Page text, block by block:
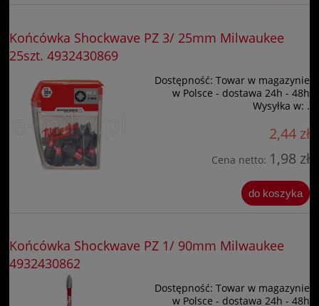
Końcówka Shockwave PZ 3/ 25mm Milwaukee
25szt. 4932430869
Dostępność: Towar w magazynie
w Polsce - dostawa 24h - 48h
Wysyłka w: .
2,44 zł
Cena netto: 1,98 zł
do koszyka
Końcówka Shockwave PZ 1/ 90mm Milwaukee
4932430862
Dostępność: Towar w magazynie
w Polsce - dostawa 24h - 48h